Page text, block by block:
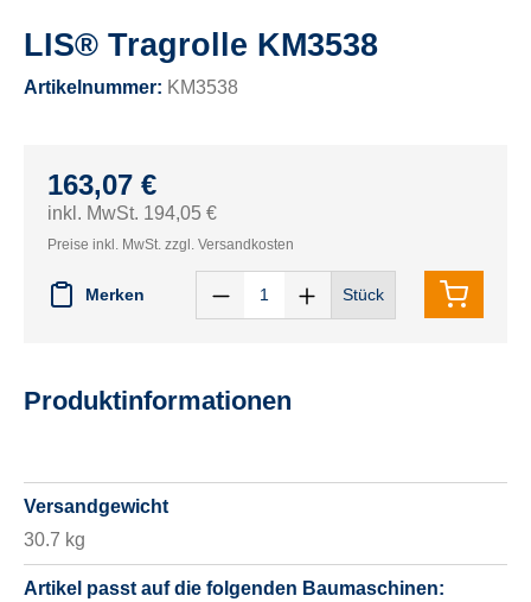
LIS® Tragrolle KM3538
Artikelnummer: KM3538
163,07 €
inkl. MwSt. 194,05 €
Preise inkl. MwSt. zzgl. Versandkosten
Merken Stück
Produktinformationen
Versandgewicht
30.7 kg
Artikel passt auf die folgenden Baumaschinen: